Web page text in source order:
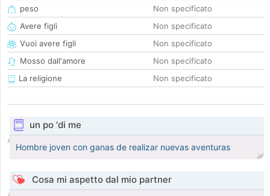
peso
Non specificato
Avere figli
Non specificato
Vuoi avere figli
Non specificato
Mosso dall'amore
Non specificato
La religione
Non specificato
un po 'di me
Hombre joven con ganas de realizar nuevas aventuras
Cosa mi aspetto dal mio partner